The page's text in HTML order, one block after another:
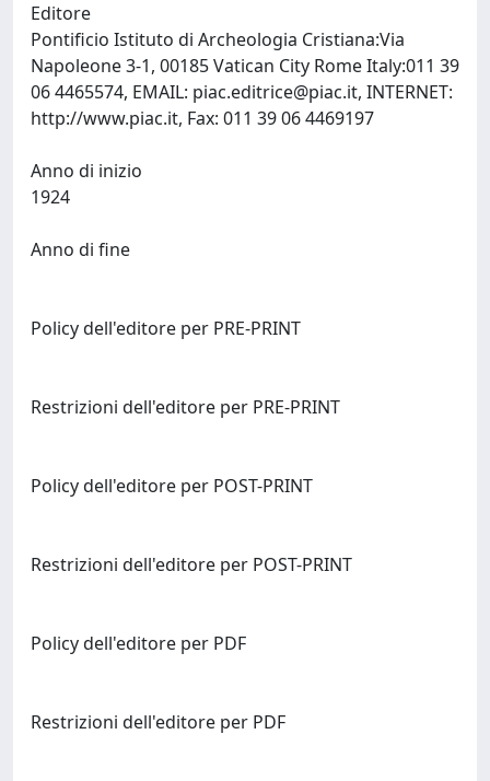
Editore
Pontificio Istituto di Archeologia Cristiana:Via
Napoleone 3-1, 00185 Vatican City Rome Italy:011 39
06 4465574, EMAIL: piac.editrice@piac.it, INTERNET:
Anno di inizio
Anno di fine
Policy dell'editore per PRE-PRINT
Restrizioni dell'editore per PRE-PRINT
Policy dell'editore per POST-PRINT
Restrizioni dell'editore per POST-PRINT
Policy dell'editore per PDF
Restrizioni dell'editore per PDF